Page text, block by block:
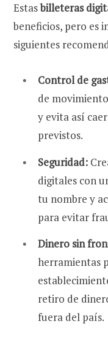
Estasbilleteras
beneficios, pero es
siguientes
Control de
de
y evita así
previstos.
Seguridad:
digitales con
tu nombre y
para evitar
Dinero sin
herramientas
retiro de
fuera del país.